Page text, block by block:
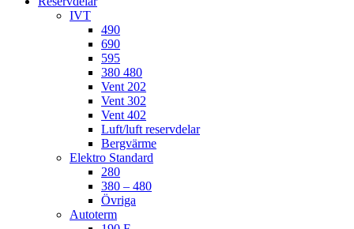
IVT
490
690
595
380 480
Vent 202
Vent 302
Vent 402
Luft/luft reservdelar
Bergvärme
Elektro Standard
280
380 – 480
Övriga
Autoterm